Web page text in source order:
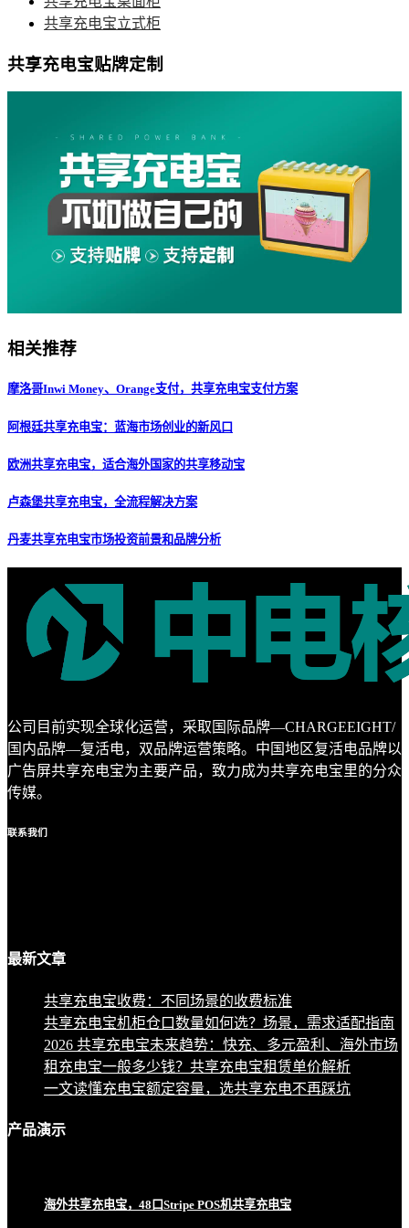
共享充电宝立式柜
共享充电宝贴牌定制
相关推荐
摩洛哥Inwi Money、Orange支付，共享充电宝支付方案
阿根廷共享充电宝：蓝海市场创业的新风口
欧洲共享充电宝，适合海外国家的共享移动宝
卢森堡共享充电宝，全流程解决方案
丹麦共享充电宝市场投资前景和品牌分析
公司目前实现全球化运营，采取国际品牌—CHARGEEIGHT/
国内品牌—复活电，双品牌运营策略。中国地区复活电品牌以
广告屏共享充电宝为主要产品，致力成为共享充电宝里的分众
传媒。
联系我们
最新文章
共享充电宝收费：不同场景的收费标准
共享充电宝机柜仓口数量如何选？场景，需求适配指南
2026 共享充电宝未来趋势：快充、多元盈利、海外市场
租充电宝一般多少钱？共享充电宝租赁单价解析
一文读懂充电宝额定容量，选共享充电不再踩坑
产品演示
海外共享充电宝，48口Stripe POS机共享充电宝